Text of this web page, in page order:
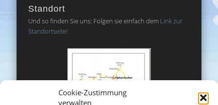
Cookie-Zustimmung
verwalten
Standort
Und so finden Sie uns: Folgen sie einfach dem Link zur
Standortseite!